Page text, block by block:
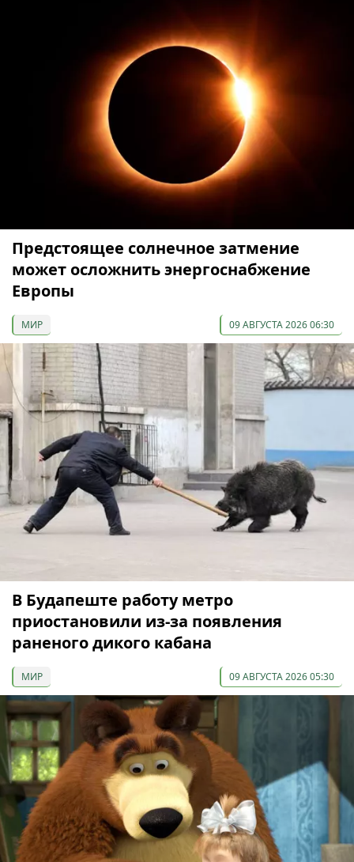
Предстоящее солнечное затмение
может осложнить энергоснабжение
Европы
МИР 09 АВГУСТА 2026 06:30
В Будапеште работу метро
приостановили из-за появления
раненого дикого кабана
МИР 09 АВГУСТА 2026 05:30